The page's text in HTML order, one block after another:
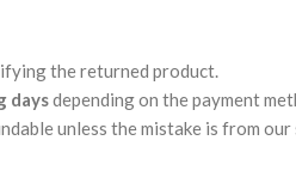
the returned product.
daysdepending on the payment
unless the mistake is from our